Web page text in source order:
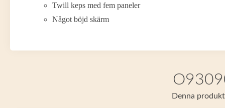
Twill keps med fem paneler
Något böjd skärm
Denna